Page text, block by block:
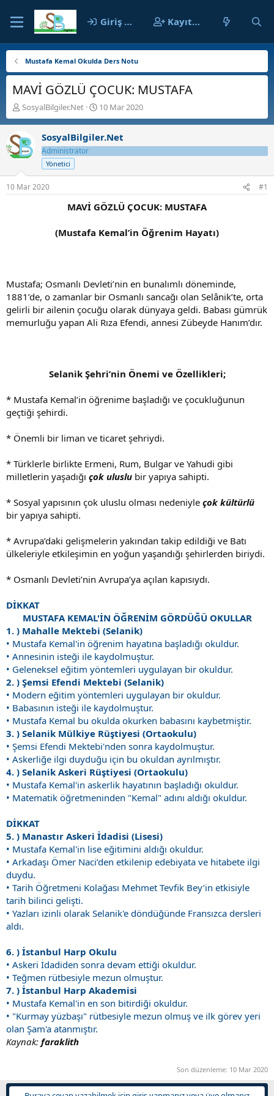
Giriş yap Kayıt ol
Mustafa Kemal Okulda Ders Notu
MAVİ GÖZLÜ ÇOCUK: MUSTAFA
K
o
n
b
u
y
u
b
a
SosyalBilgiler.Net
B
a
ş
l
ç
t
r
i
10 Mar 2020
SosyalBilgiler.Net
Administrator
Yönetici
10 Mar 2020 #1
MAVİ GÖZLÜ ÇOCUK: MUSTAFA
(Mustafa Kemal’in Öğrenim Hayatı)
Mustafa; Osmanlı Devleti’nin en bunalımlı döneminde,
1881’de, o zamanlar bir Osmanlı sancağı olan Selânik’te, orta
gelirli bir ailenin çocuğu olarak dünyaya geldi. Babası gümrük
memurluğu yapan Ali Rıza Efendi, annesi Zübeyde Hanım’dır.
Selanik Şehri’nin Önemi ve Özellikleri;
* Mustafa Kemal’in öğrenime başladığı ve çocukluğunun
geçtiği şehirdi.
* Önemli bir liman ve ticaret şehriydi.
* Türklerle birlikte Ermeni, Rum, Bulgar ve Yahudi gibi
milletlerin yaşadığı çok uluslu bir yapıya sahipti.
* Sosyal yapısının çok uluslu olması nedeniyle çok kültürlü
bir yapıya sahipti.
* Avrupa’daki gelişmelerin yakından takip edildiği ve Batı
ülkeleriyle etkileşimin en yoğun yaşandığı şehirlerden biriydi.
* Osmanlı Devleti’nin Avrupa’ya açılan kapısıydı.
DİKKAT
MUSTAFA KEMAL'İN ÖĞRENİM GÖRDÜĞÜ OKULLAR
1. ) Mahalle Mektebi (Selanik)
• Mustafa Kemal'in öğrenim hayatına başladığı okuldur.
• Annesinin isteği ile kaydolmuştur.
• Geleneksel eğitim yöntemleri uygulayan bir okuldur.
2. ) Şemsi Efendi Mektebi (Selanik)
• Modern eğitim yöntemleri uygulayan bir okuldur.
• Babasının isteği ile kaydolmuştur.
• Mustafa Kemal bu okulda okurken babasını kaybetmiştir.
3. ) Selanik Mülkiye Rüştiyesi (Ortaokulu)
• Şemsi Efendi Mektebi'nden sonra kaydolmuştur.
• Askerliğe ilgi duyduğu için bu okuldan ayrılmıştır.
4. ) Selanik Askeri Rüştiyesi (Ortaokulu)
• Mustafa Kemal'in askerlik hayatının başladığı okuldur.
• Matematik öğretmeninden "Kemal" adını aldığı okuldur.
DİKKAT
5. ) Manastır Askeri İdadisi (Lisesi)
• Mustafa Kemal'in lise eğitimini aldığı okuldur.
• Arkadaşı Ömer Naci’den etkilenip edebiyata ve hitabete ilgi
duydu.
• Tarih Öğretmeni Kolağası Mehmet Tevfik Bey’in etkisiyle
tarih bilinci gelişti.
• Yazları izinli olarak Selanik'e döndüğünde Fransızca dersleri
aldı.
6. ) İstanbul Harp Okulu
• Askeri İdadiden sonra devam ettiği okuldur.
• Teğmen rütbesiyle mezun olmuştur.
7. ) İstanbul Harp Akademisi
• Mustafa Kemal'in en son bitirdiği okuldur.
• "Kurmay yüzbaşı" rütbesiyle mezun olmuş ve ilk görev yeri
olan Şam'a atanmıştır.
Kaynak: faraklith
Son düzenleme: 10 Mar 2020